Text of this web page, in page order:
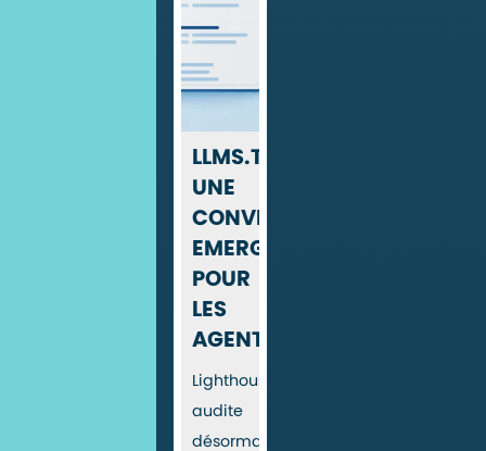
LLMS.TXT
UNE
CONVENTION
EMERGENTE
POUR
LES
AGENTS
Lighthouse
audite
désormais